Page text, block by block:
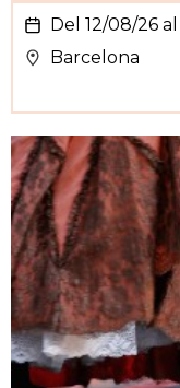
Del 12/08/26
Barcelona